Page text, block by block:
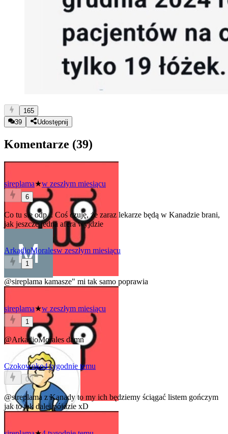
165
39
Udostępnij
Komentarze (39)
sireplama★w zeszłym miesiącu
6
Co tu się odp... Coś czuję, że zaraz lekarze będą w Kanadzie brani,
jak jeszcze jedna afera wyjdzie
ArkadioMoralesw zeszłym miesiącu
1
@sireplama kamasze" mi tak samo poprawia
sireplama★w zeszłym miesiącu
1
@ArkadioMorales damn
Czokowoko4 tygodnie temu
0
@sireplama z Kanady to my ich będziemy ściągać listem gończym
jak to tak dalej pójdzie xD